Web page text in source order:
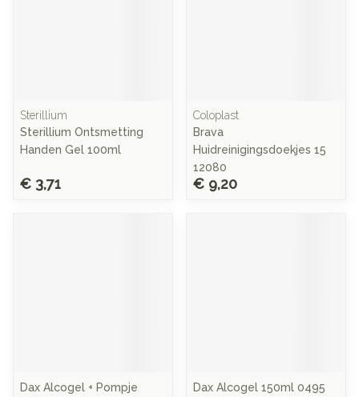
Sterillium
Sterillium Ontsmetting
Handen Gel 100ml
€ 3,71
Coloplast
Brava
Huidreinigingsdoekjes 15
12080
€ 9,20
Dax Alcogel + Pompje
Dax Alcogel 150ml 0495